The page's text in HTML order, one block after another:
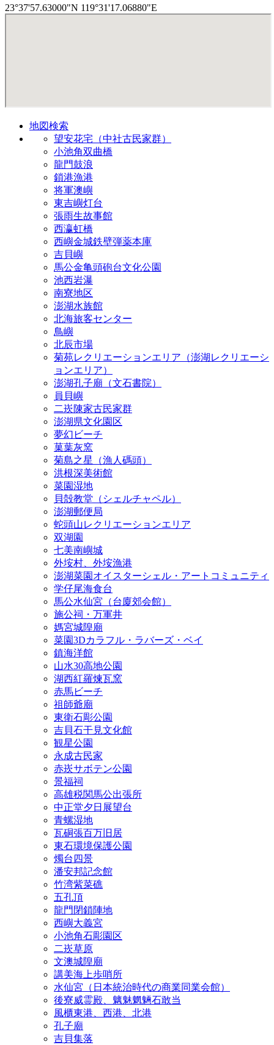
23°37'57.63000"N 119°31'17.06880"E
地図検索
望安花宅（中社古民家群）
小池角双曲橋
龍門鼓浪
鎖港漁港
将軍澳嶼
東吉嶼灯台
張雨生故事館
西瀛虹橋
西嶼金城鉄壁弾薬本庫
吉貝嶼
馬公金亀頭砲台文化公園
池西岩瀑
南寮地区
澎湖水族館
北海旅客センター
鳥嶼
北辰市場
菊苑レクリエーションエリア（澎湖レクリエーシ
ョンエリア）
澎湖孔子廟（文石書院）
員貝嶼
二崁陳家古民家群
澎湖県文化園区
夢幻ビーチ
菓葉灰窯
菊島之星（漁人碼頭）
洪根深美術館
菜園湿地
貝殻教堂（シェルチャペル）
澎湖郵便局
蛇頭山レクリエーションエリア
双湖園
七美南嶼城
外垵村、外垵漁港
澎湖菜園オイスターシェル・アートコミュニティ
学仔尾海食台
馬公水仙宮（台廈郊会館）
施公祠・万軍井
媽宮城隍廟
菜園3Dカラフル・ラバーズ・ベイ
鎮海洋館
山水30高地公園
湖西紅羅煉瓦窯
赤馬ビーチ
祖師爺廟
東衛石彫公園
吉貝石干見文化館
観星公園
永成古民家
赤崁サボテン公園
景福祠
高雄税関馬公出張所
中正堂夕日展望台
青螺湿地
瓦硐張百万旧居
東石環境保護公園
燭台四景
潘安邦記念館
竹湾紫菜礁
五孔頂
龍門閉鎖陣地
西嶼大義宮
小池角石彫園区
二崁草原
文澳城隍廟
講美海上歩哨所
水仙宮（日本統治時代の商業同業会館）
後寮威霊殿、魑魅魍魎石敢当
風櫃東港、西港、北港
孔子廟
吉貝集落